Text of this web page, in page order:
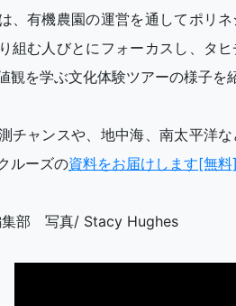
、有機農園の運営を通してポリ
組む人びとにフォーカスし、タ
観を学ぶ文化体験ツアーの様子を
チャンスや、地中海、南太平洋
ルーズの資料をお届けします[無
集部 写真/ Stacy Hughes